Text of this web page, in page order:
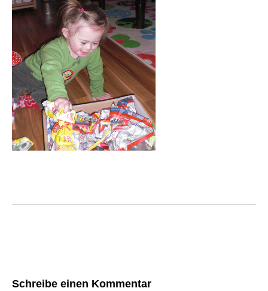
Schreibe einen Kommentar